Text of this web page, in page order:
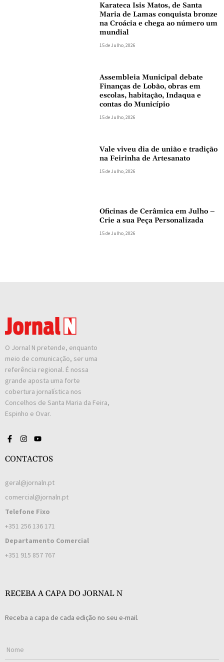
Karateca Isis Matos, de Santa
Maria de Lamas conquista bronze
na Croácia e chega ao número um
mundial
15 de Julho, 2026
Assembleia Municipal debate
Finanças de Lobão, obras em
escolas, habitação, Indaqua e
contas do Município
15 de Julho, 2026
Vale viveu dia de união e tradição
na Feirinha de Artesanato
15 de Julho, 2026
Oficinas de Cerâmica em Julho –
Crie a sua Peça Personalizada
15 de Julho, 2026
O Jornal N pretende, enquanto
meio de comunicação, ser uma
referência regional. É nossa
grande aposta uma forte
cobertura jornalística nos
Concelhos de Santa Maria da Feira,
Espinho e Ovar.
CONTACTOS
geral@jornaln.pt
comercial@jornaln.pt
Telefone Fixo
+351 256 136 171
Departamento Comercial
+351 915 857 767
RECEBA A CAPA DO JORNAL N
Receba a capa de cada edição no seu e-mail.